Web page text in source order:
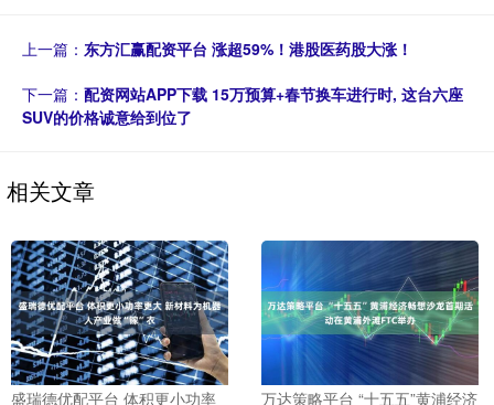
上一篇： 东方汇赢配资平台 涨超59%！港股医药股大涨！
下一篇： 配资网站APP下载 15万预算+春节换车进行时, 这台六座
SUV的价格诚意给到位了
相关文章
盛瑞德优配平台 体积更小功率 万达策略平台 “十五五”黄浦经济